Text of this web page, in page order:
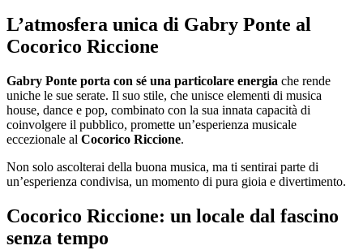
L’atmosfera unica di Gabry Ponte al
Cocorico Riccione
Gabry Ponte porta con sé una particolare energia che rende
uniche le sue serate. Il suo stile, che unisce elementi di musica
house, dance e pop, combinato con la sua innata capacità di
coinvolgere il pubblico, promette un’esperienza musicale
eccezionale al Cocorico Riccione.
Non solo ascolterai della buona musica, ma ti sentirai parte di
un’esperienza condivisa, un momento di pura gioia e divertimento.
Cocorico Riccione: un locale dal fascino
senza tempo